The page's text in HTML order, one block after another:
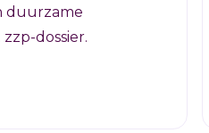
duurzame
dossier.